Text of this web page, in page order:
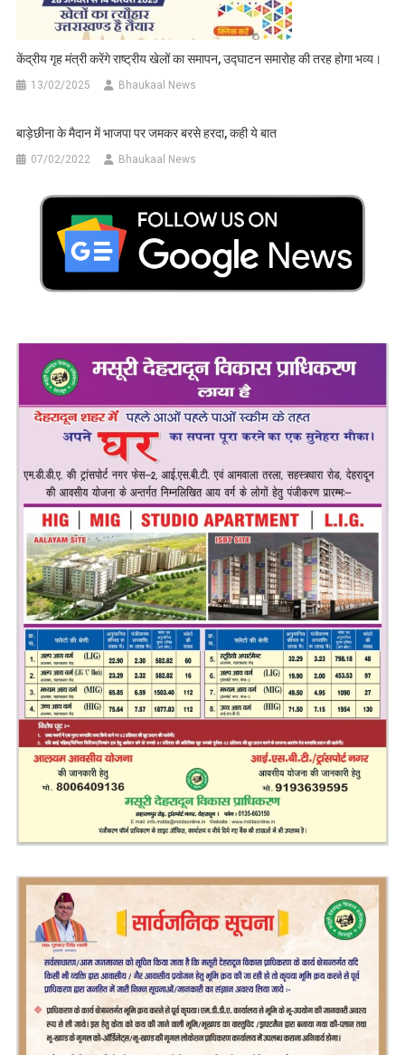
केंद्रीय गृह मंत्री करेंगे राष्ट्रीय खेलों का समापन, उद्घाटन समारोह की तरह होगा भव्य।
13/02/2025 Bhaukaal News
बाड़ेछीना के मैदान में भाजपा पर जमकर बरसे हरदा, कही ये बात
07/02/2022 Bhaukaal News